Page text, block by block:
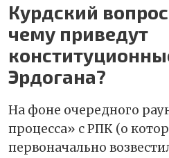
Курдский
чему приведут
Эрдогана?
На фоне очередного
процесса» с РПК (о
первоначально